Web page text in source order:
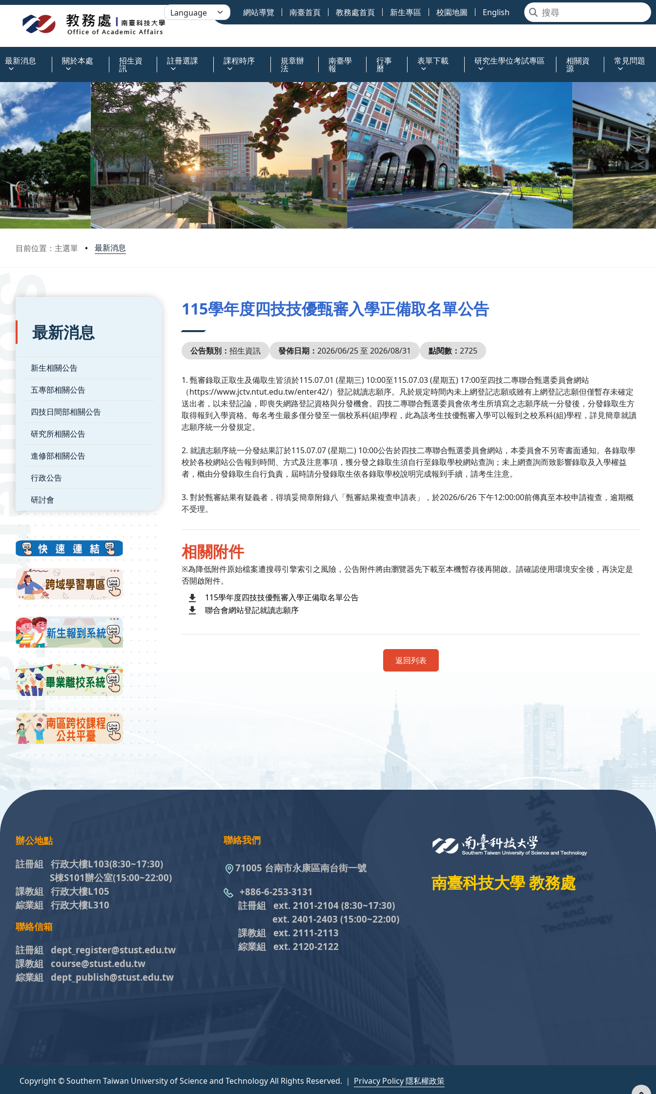
網站導覽 南臺首頁 教務處首頁 新生專區 校園地圖 English
最新消息 關於本處 招生資
訊
註冊選課 課程時序 規章辦
法
南臺學
報
行事
曆
表單下載 研究生學位考試專區 相關資
源
常見問題
目前位置：主選單 最新消息
:::
最新消息
新生相關公告
五專部相關公告
四技日間部相關公告
研究所相關公告
進修部相關公告
行政公告
研討會
115學年度四技技優甄審入學正備取名單公告
公告類別： 招生資訊 發佈日期： 2026/06/25 至 2026/08/31 點閱數： 2725
1. 甄審錄取正取生及備取生皆須於115.07.01 (星期三) 10:00至115.07.03 (星期五) 17:00至四技二專聯合甄選委員會網站
（https://www.jctv.ntut.edu.tw/enter42/）登記就讀志願序。凡於規定時間內未上網登記志願或雖有上網登記志願但僅暫存未確定
送出者，以未登記論，即喪失網路登記資格與分發機會。四技二專聯合甄選委員會依考生所填寫之志願序統一分發後，分發錄取生方
取得報到入學資格。每名考生最多僅分發至一個校系科(組)學程，此為該考生技優甄審入學可以報到之校系科(組)學程，詳見簡章就讀
志願序統一分發規定。
2. 就讀志願序統一分發結果訂於115.07.07 (星期二) 10:00公告於四技二專聯合甄選委員會網站，本委員會不另寄書面通知。各錄取學
校於各校網站公告報到時間、方式及注意事項，獲分發之錄取生須自行至錄取學校網站查詢；未上網查詢而致影響錄取及入學權益
者，概由分發錄取生自行負責，屆時請分發錄取生依各錄取學校說明完成報到手續，請考生注意。
3. 對於甄審結果有疑義者，得填妥簡章附錄八「甄審結果複查申請表」，於2026/6/26 下午12:00:00前傳真至本校申請複查，逾期概
不受理。
相關附件
※為降低附件原始檔案遭搜尋引擎索引之風險，公告附件將由瀏覽器先下載至本機暫存後再開啟。請確認使用環境安全後，再決定是
否開啟附件。
115學年度四技技優甄審入學正備取名單公告
聯合會網站登記就讀志願序
返回列表
:::
南臺科技大學 教務處
聯絡我們
71005 台南市永康區南台街一號
+886-6-253-3131
註冊組 ext. 2101-2104 (8:30~17:30)
ext. 2401-2403 (15:00~22:00)
課教組 ext. 2111-2113
綜業組
ext. 2120-2122
辦公地點
註冊組 行政大樓L103(8:30~17:30)
S棟S101辦公室(15:00~22:00)
課教組 行政大樓L105
綜業組 行政大樓L310
聯絡信箱
註冊組 dept_register@stust.edu.tw
課教組 course@stust.edu.tw
綜業組 dept_publish@stust.edu.tw
Copyright © Southern Taiwan University of Science and Technology All Rights Reserved. ｜ Privacy Policy 隱私權政策